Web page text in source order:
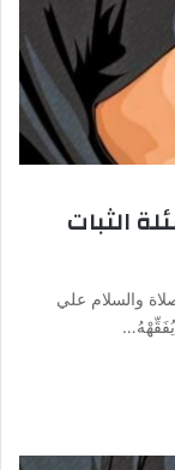
الثبات
والسلام علي